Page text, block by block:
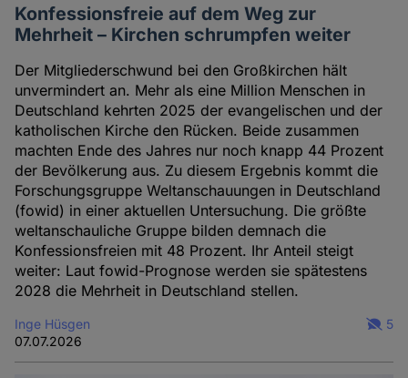
Konfessionsfreie auf dem Weg zur
Mehrheit – Kirchen schrumpfen weiter
Der Mitgliederschwund bei den Großkirchen hält
unvermindert an. Mehr als eine Million Menschen in
Deutschland kehrten 2025 der evangelischen und der
katholischen Kirche den Rücken. Beide zusammen
machten Ende des Jahres nur noch knapp 44 Prozent
der Bevölkerung aus. Zu diesem Ergebnis kommt die
Forschungsgruppe Weltanschauungen in Deutschland
(fowid) in einer aktuellen Untersuchung. Die größte
weltanschauliche Gruppe bilden demnach die
Konfessionsfreien mit 48 Prozent. Ihr Anteil steigt
weiter: Laut fowid-Prognose werden sie spätestens
2028 die Mehrheit in Deutschland stellen.
Inge Hüsgen
07.07.2026
5